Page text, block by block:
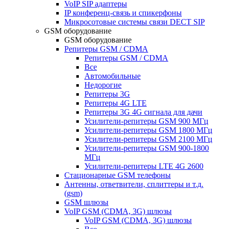
VoIP SIP адаптеры
IP конференц-связь и спикерфоны
Микросотовые системы связи DECT SIP
GSM оборудование
GSM оборудование
Репитеры GSM / CDMA
Репитеры GSM / CDMA
Все
Автомобильные
Недорогие
Репитеры 3G
Репитеры 4G LTE
Репитеры 3G 4G сигнала для дачи
Усилители-репитеры GSM 900 МГц
Усилители-репитеры GSM 1800 МГц
Усилители-репитеры GSM 2100 МГц
Усилители-репитеры GSM 900-1800
МГц
Усилители-репитеры LTE 4G 2600
Стационарные GSM телефоны
Антенны, ответвители, сплиттеры и т.д.
(gsm)
GSM шлюзы
VoIP GSM (CDMA, 3G) шлюзы
VoIP GSM (CDMA, 3G) шлюзы